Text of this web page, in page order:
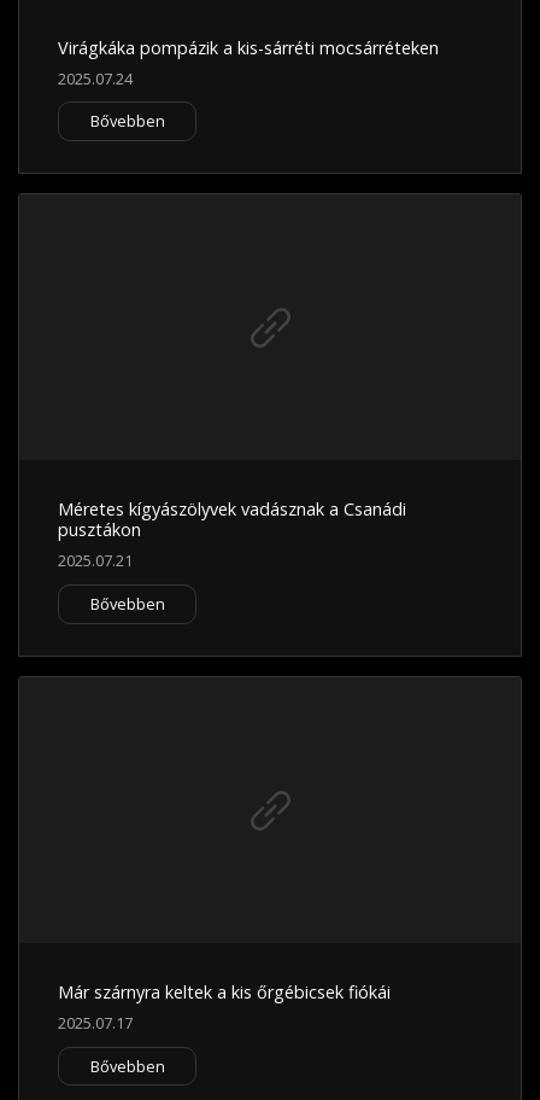
Virágkáka pompázik a kis-sárréti mocsárréteken
2025.07.24
Bővebben
Méretes kígyászölyvek vadásznak a Csanádi
pusztákon
2025.07.21
Bővebben
Már szárnyra keltek a kis őrgébicsek fiókái
2025.07.17
Bővebben